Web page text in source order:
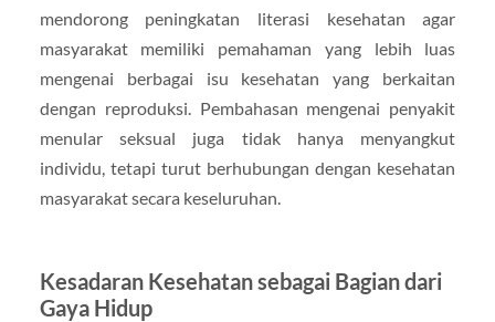
mendorong peningkatan literasi kesehatan agar
masyarakat memiliki pemahaman yang lebih luas
mengenai berbagai isu kesehatan yang berkaitan
dengan reproduksi. Pembahasan mengenai penyakit
menular seksual juga tidak hanya menyangkut
individu, tetapi turut berhubungan dengan kesehatan
masyarakat secara keseluruhan.
Kesadaran Kesehatan sebagai Bagian dari
Gaya Hidup